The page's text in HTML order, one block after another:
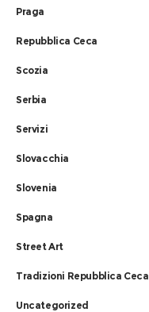
Praga
Repubblica Ceca
Scozia
Serbia
Servizi
Slovacchia
Slovenia
Spagna
Street Art
Tradizioni Repubblica Ceca
Uncategorized